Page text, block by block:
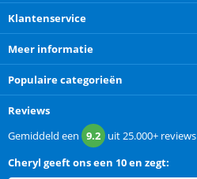
Klantenservice
Meer informatie
Populaire categorieën
Reviews
Gemiddeld een 9.2 uit25.000+ reviews
Cheryl geeft ons een 10 en zegt: